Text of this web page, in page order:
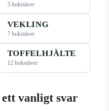
5 bokstäver
VEKLING
7 bokstäver
TOFFELHJÄLTE
12 bokstäver
vanligt svar